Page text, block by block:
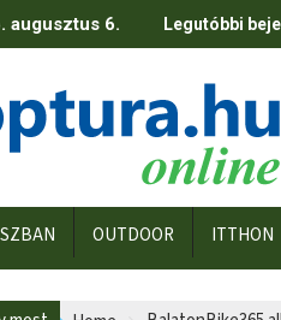
augusztus 6. Legutóbbi
OUTDOOR ITTHON